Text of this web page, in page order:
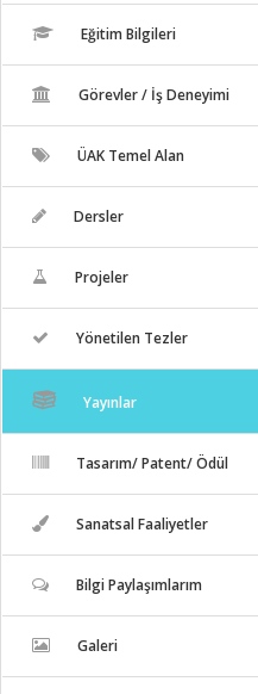
Eğitim Bilgileri
Görevler / İş Deneyimi
ÜAK Temel Alan
Dersler
Projeler
Yönetilen Tezler
Yayınlar
Tasarım/ Patent/ Ödül
Sanatsal Faaliyetler
Bilgi Paylaşımlarım
Galeri